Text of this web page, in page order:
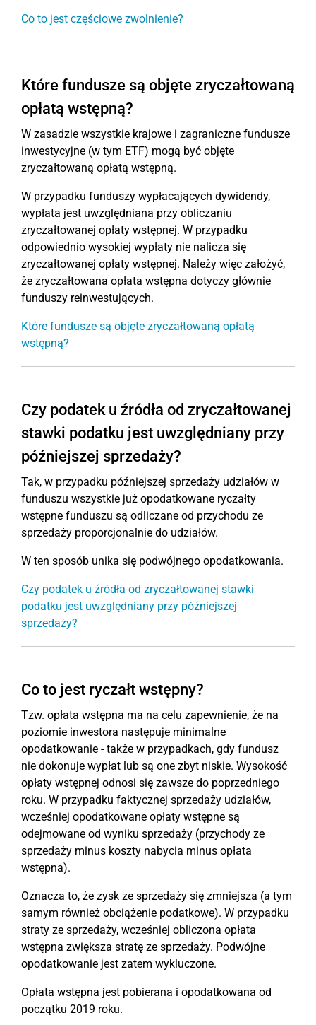
Co to jest częściowe zwolnienie?
Które fundusze są objęte zryczałtowaną
opłatą wstępną?
W zasadzie wszystkie krajowe i zagraniczne fundusze
inwestycyjne (w tym ETF) mogą być objęte
zryczałtowaną opłatą wstępną.
W przypadku funduszy wypłacających dywidendy,
wypłata jest uwzględniana przy obliczaniu
zryczałtowanej opłaty wstępnej. W przypadku
odpowiednio wysokiej wypłaty nie nalicza się
zryczałtowanej opłaty wstępnej. Należy więc założyć,
że zryczałtowana opłata wstępna dotyczy głównie
funduszy reinwestujących.
Które fundusze są objęte zryczałtowaną opłatą
wstępną?
Czy podatek u źródła od zryczałtowanej
stawki podatku jest uwzględniany przy
późniejszej sprzedaży?
Tak, w przypadku późniejszej sprzedaży udziałów w
funduszu wszystkie już opodatkowane ryczałty
wstępne funduszu są odliczane od przychodu ze
sprzedaży proporcjonalnie do udziałów.
W ten sposób unika się podwójnego opodatkowania.
Czy podatek u źródła od zryczałtowanej stawki
podatku jest uwzględniany przy późniejszej
sprzedaży?
Co to jest ryczałt wstępny?
Tzw. opłata wstępna ma na celu zapewnienie, że na
poziomie inwestora następuje minimalne
opodatkowanie - także w przypadkach, gdy fundusz
nie dokonuje wypłat lub są one zbyt niskie. Wysokość
opłaty wstępnej odnosi się zawsze do poprzedniego
roku. W przypadku faktycznej sprzedaży udziałów,
wcześniej opodatkowane opłaty wstępne są
odejmowane od wyniku sprzedaży (przychody ze
sprzedaży minus koszty nabycia minus opłata
wstępna).
Oznacza to, że zysk ze sprzedaży się zmniejsza (a tym
samym również obciążenie podatkowe). W przypadku
straty ze sprzedaży, wcześniej obliczona opłata
wstępna zwiększa stratę ze sprzedaży. Podwójne
opodatkowanie jest zatem wykluczone.
Opłata wstępna jest pobierana i opodatkowana od
początku 2019 roku.